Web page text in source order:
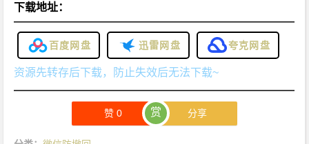
下载地址：
百度网盘 迅雷网盘 夸克网盘
资源先转存后下载，防止失效后无法下载~
赞0 赏 分享